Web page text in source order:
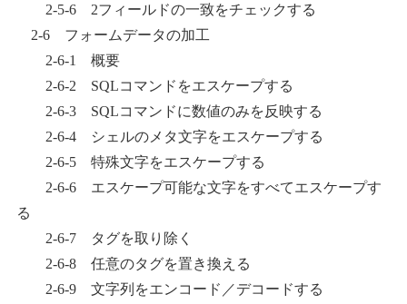
2-5-6 2フィールドの一致をチェックする
2-6 フォームデータの加工
2-6-1 概要
2-6-2 SQLコマンドをエスケープする
2-6-3 SQLコマンドに数値のみを反映する
2-6-4 シェルのメタ文字をエスケープする
2-6-5 特殊文字をエスケープする
2-6-6 エスケープ可能な文字をすべてエスケープす
る
2-6-7 タグを取り除く
2-6-8 任意のタグを置き換える
2-6-9 文字列をエンコード／デコードする